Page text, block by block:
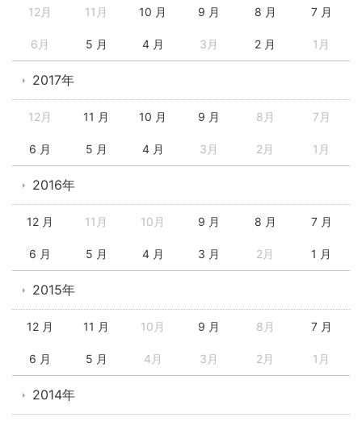
12月 11月 10 月 9 月 8 月 7 月
6月 5 月 4 月 3月 2 月 1月
2017年
12月 11 月 10 月 9 月 8月 7月
6 月 5 月 4 月 3月 2月 1月
2016年
12 月 11月 10月 9 月 8 月 7 月
6 月 5 月 4 月 3 月 2月 1 月
2015年
12 月 11 月 10月 9 月 8月 7 月
6 月 5 月 4月 3月 2月 1月
2014年